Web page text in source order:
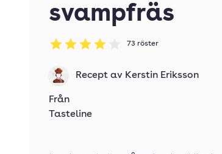
svampfräs
Betyg: 3.95 av 5
73 röster
Recept av Kerstin Eriksson
Från
Tasteline